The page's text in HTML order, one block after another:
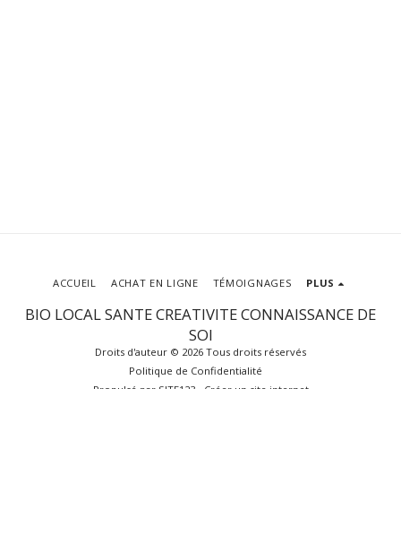
BIO LOCAL SANTE CREATIVITE CONNAISSANCE DE
SOI
Droits d'auteur © 2026 Tous droits réservés
Politique de Confidentialité
Propulsé par SITE123- Créer un site internet
ACCUEIL ACHAT EN LIGNE TÉMOIGNAGES PLUS